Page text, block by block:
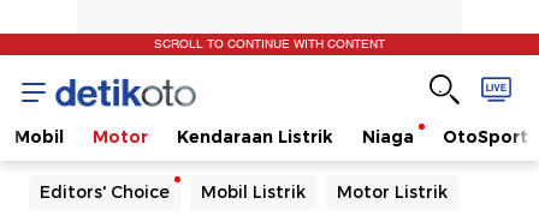
SCROLL TO CONTINUE WITH CONTENT
Mobil Motor Kendaraan Listrik Niaga OtoSport
Editors' Choice Mobil Listrik Motor Listrik